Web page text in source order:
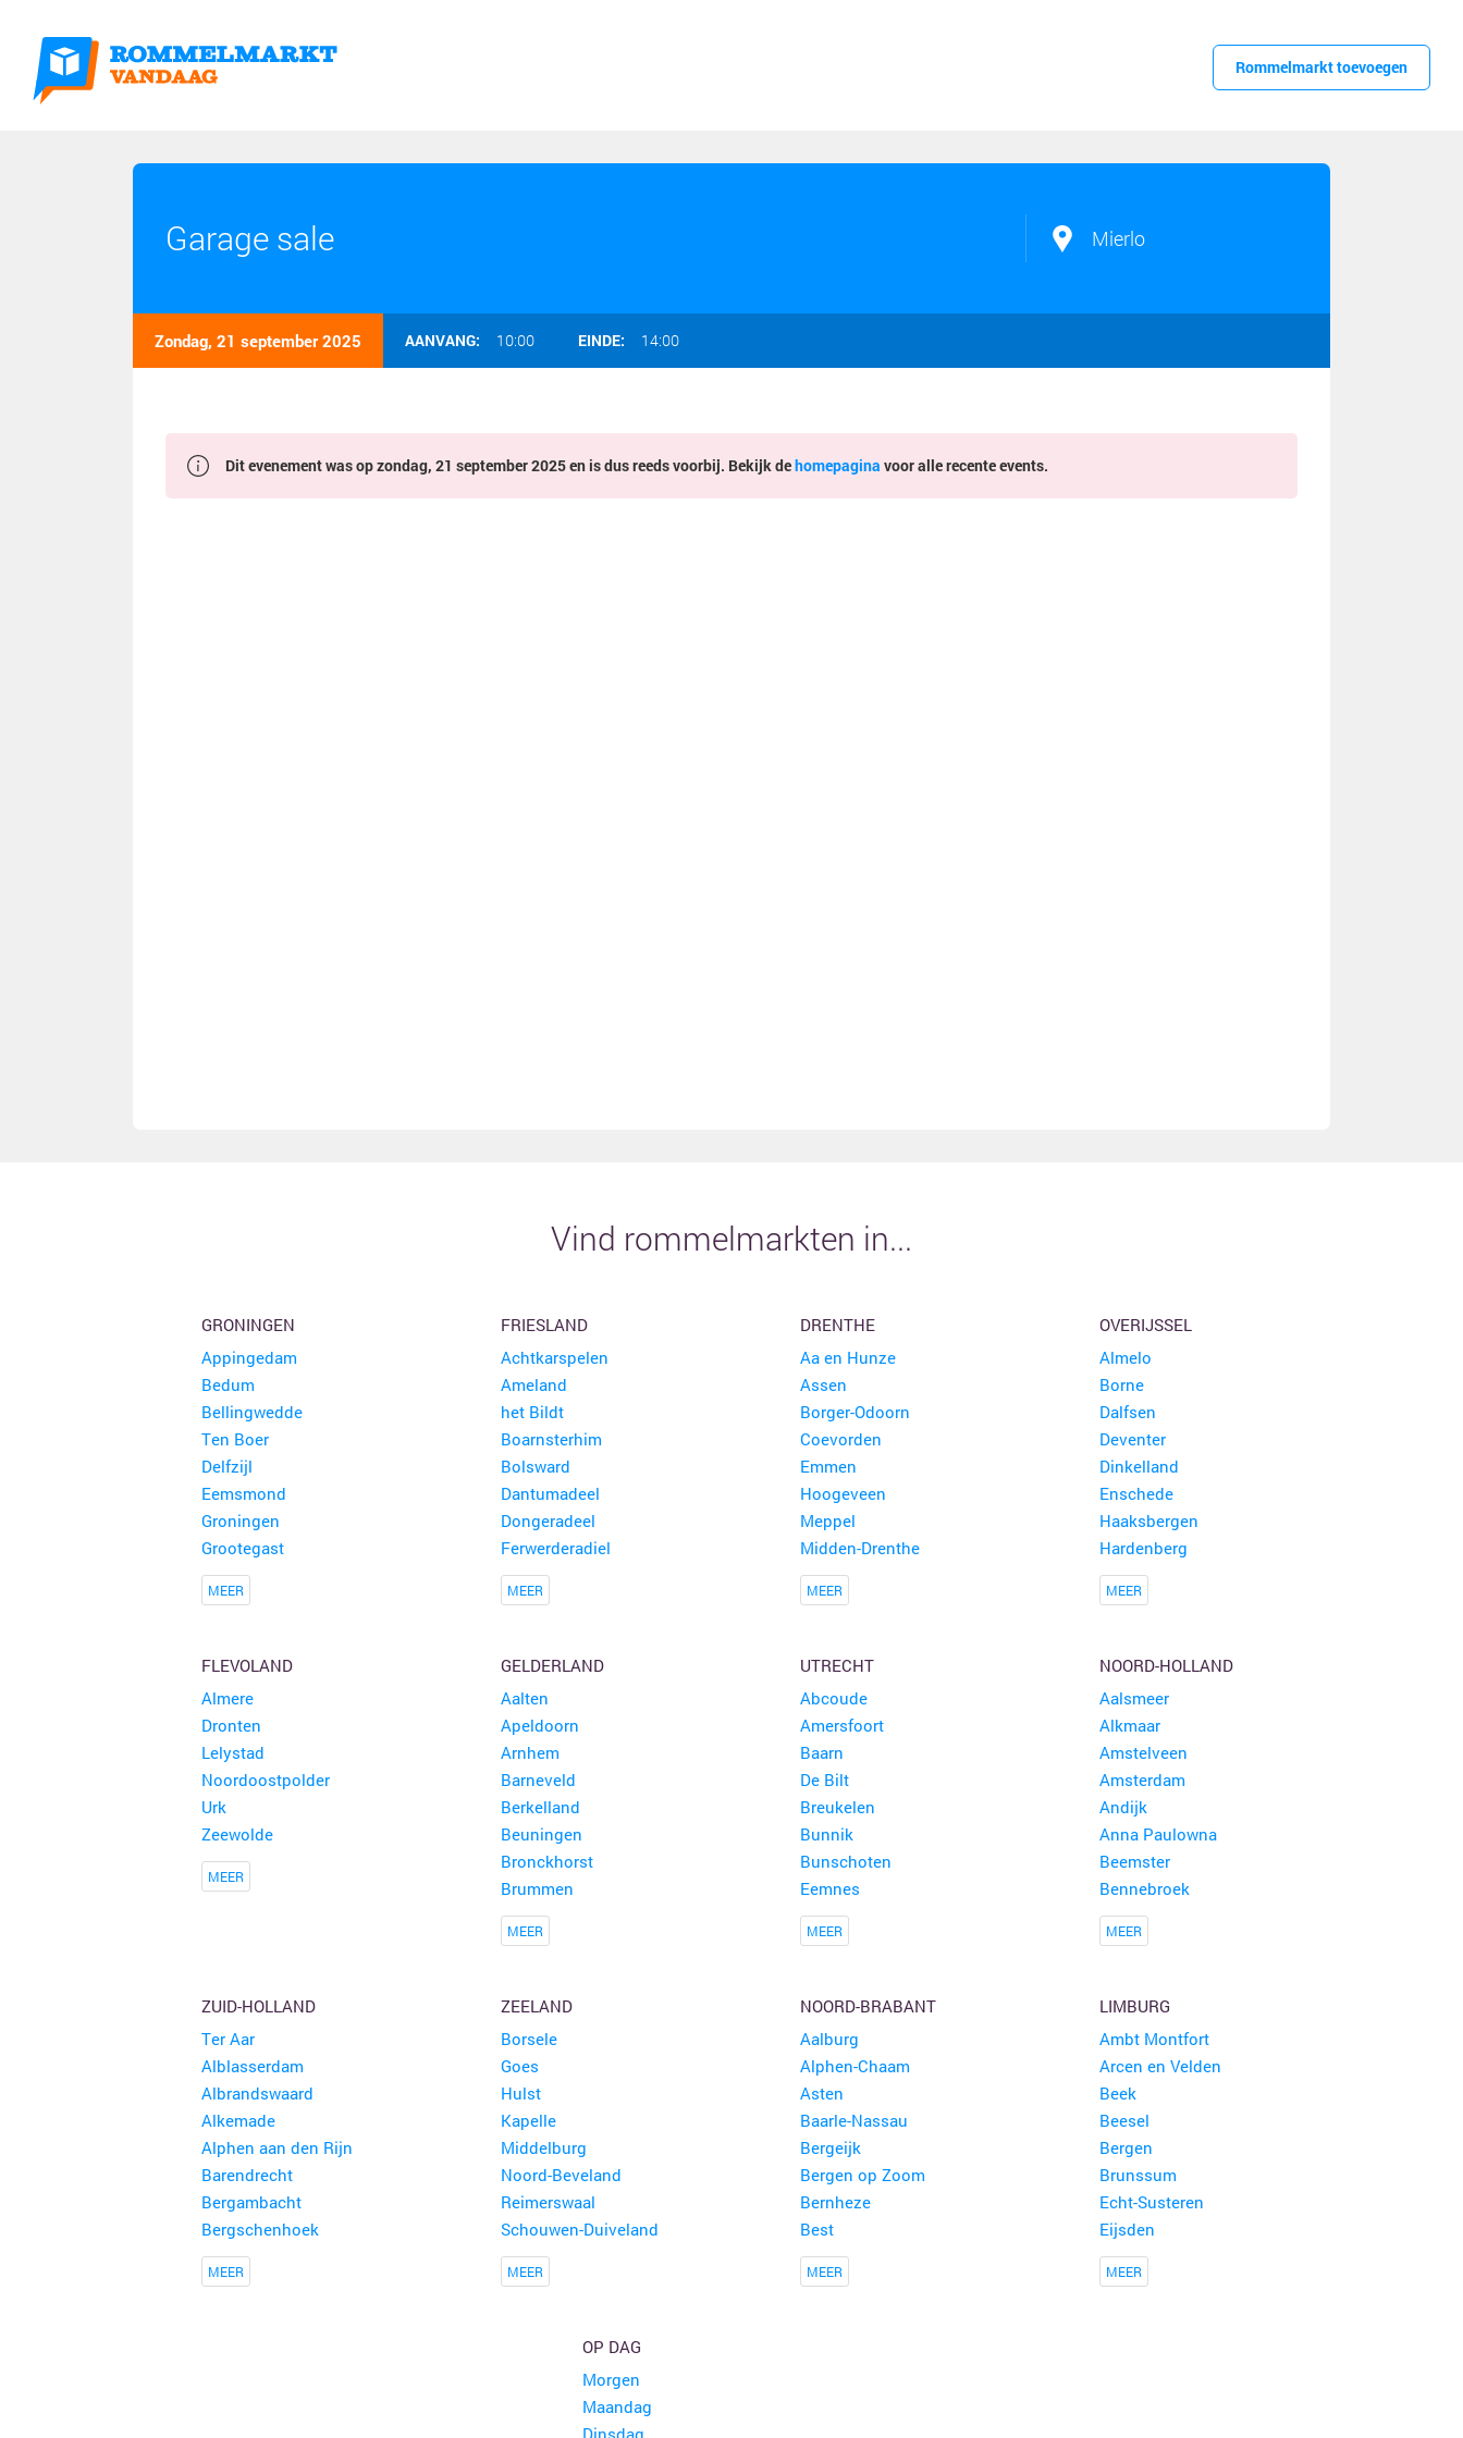
Rommelmarkt toevoegen
Garage sale Mierlo
Zondag, 21 september 2025 AANVANG: 10:00 EINDE: 14:00
Dit evenement was op zondag, 21 september 2025 en is dus reeds voorbij. Bekijk dehomepagina voor alle recente events.
Vind rommelmarkten in...
GRONINGEN
Appingedam
Bedum
Bellingwedde
Ten Boer
Delfzijl
Eemsmond
Groningen
Grootegast
MEER
FRIESLAND
Achtkarspelen
Ameland
het Bildt
Boarnsterhim
Bolsward
Dantumadeel
Dongeradeel
Ferwerderadiel
MEER
DRENTHE
Aa en Hunze
Assen
Borger-Odoorn
Coevorden
Emmen
Hoogeveen
Meppel
Midden-Drenthe
MEER
OVERIJSSEL
Almelo
Borne
Dalfsen
Deventer
Dinkelland
Enschede
Haaksbergen
Hardenberg
MEER
FLEVOLAND
Almere
Dronten
Lelystad
Noordoostpolder
Urk
Zeewolde
MEER
GELDERLAND
Aalten
Apeldoorn
Arnhem
Barneveld
Berkelland
Beuningen
Bronckhorst
Brummen
MEER
UTRECHT
Abcoude
Amersfoort
Baarn
De Bilt
Breukelen
Bunnik
Bunschoten
Eemnes
MEER
NOORD-HOLLAND
Aalsmeer
Alkmaar
Amstelveen
Amsterdam
Andijk
Anna Paulowna
Beemster
Bennebroek
MEER
ZUID-HOLLAND
Ter Aar
Alblasserdam
Albrandswaard
Alkemade
Alphen aan den Rijn
Barendrecht
Bergambacht
Bergschenhoek
MEER
ZEELAND
Borsele
Goes
Hulst
Kapelle
Middelburg
Noord-Beveland
Reimerswaal
Schouwen-Duiveland
MEER
NOORD-BRABANT
Aalburg
Alphen-Chaam
Asten
Baarle-Nassau
Bergeijk
Bergen op Zoom
Bernheze
Best
MEER
LIMBURG
Ambt Montfort
Arcen en Velden
Beek
Beesel
Bergen
Brunssum
Echt-Susteren
Eijsden
MEER
OP DAG
Morgen
Maandag
Dinsdag